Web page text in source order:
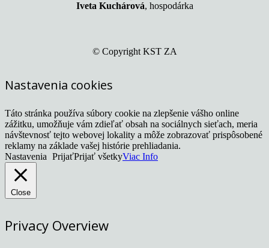
Iveta Kuchárová, hospodárka
© Copyright KST ZA
Nastavenia cookies
Táto stránka používa súbory cookie na zlepšenie vášho online
zážitku, umožňuje vám zdieľať obsah na sociálnych sieťach, meria
návštevnosť tejto webovej lokality a môže zobrazovať prispôsobené
reklamy na základe vašej histórie prehliadania.
Nastavenia PrijaťPrijať všetkyViac Info
Close
Privacy Overview